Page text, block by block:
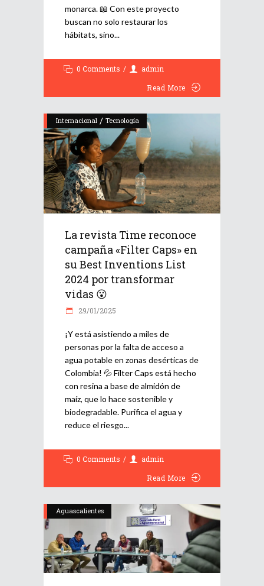
monarca. 📖 Con este proyecto
buscan no solo restaurar los
hábitats, sino
0 Comments
admin
Read More
Internacional / Tecnología
La revista Time reconoce
campaña «Filter Caps» en
su Best Inventions List
2024 por transformar
vidas 😮
29/01/2025
¡Y está asistiendo a miles de
personas por la falta de acceso a
agua potable en zonas desérticas de
Colombia! 💦 Filter Caps está hecho
con resina a base de almidón de
maíz, que lo hace sostenible y
biodegradable. Purifica el agua y
reduce el riesgo
0 Comments
admin
Read More
Aguascalientes